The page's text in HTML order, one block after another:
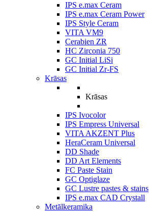
IPS e.max Ceram
IPS e.max Ceram Power
IPS Style Ceram
VITA VM9
Cerabien ZR
HC Zirconia 750
GC Initial LiSi
GC Initial Zr-FS
Krāsas
Krāsas
IPS Ivocolor
IPS Empress Universal
VITA AKZENT Plus
HeraCeram Universal
DD Shade
DD Art Elements
FC Paste Stain
GC Optiglaze
GC Lustre pastes & stains
IPS e.max CAD Crystall
Metālkeramika